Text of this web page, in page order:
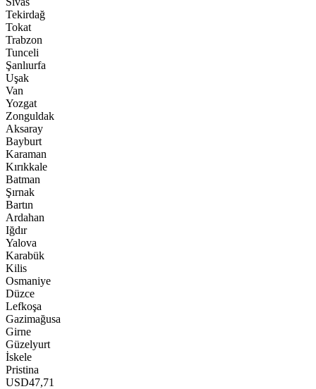
Tekirdağ
Tokat
Trabzon
Tunceli
Şanlıurfa
Uşak
Van
Yozgat
Zonguldak
Aksaray
Bayburt
Karaman
Kırıkkale
Batman
Şırnak
Bartın
Ardahan
Iğdır
Yalova
Karabük
Kilis
Osmaniye
Düzce
Lefkoşa
Gazimağusa
Girne
Güzelyurt
İskele
Pristina
USD47,71